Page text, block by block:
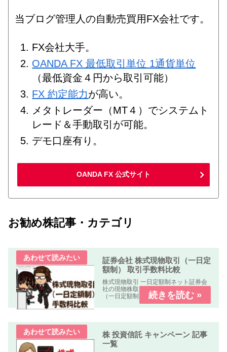
当ブログ管理人の自動売買用FX会社です。
FX会社大手。
OANDA FX 最低取引単位 1通貨単位
（最低資金４円から取引可能）
FX 約定能力が高い。
メタトレーダー（MT４）でシステムト
レード＆手動取引が可能。
デモ口座有り。
OANDA FX 公式サイト
お勧め株記事・カテゴリ
証券会社 株式現物取引（一日定
額制） 取引手数料比較
株式現物取引 一日定額制ネット証券会
社の現物株取引の「株式手数料比較表
（一日定額制）」を作成しました。何
れの業者も「パソコン、スマートフォ
株 投資信託 キャンペーン 記事
一覧